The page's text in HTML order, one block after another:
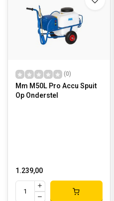
(0)
Mm M50L Pro Accu Spuit
Op Onderstel
1.239,00